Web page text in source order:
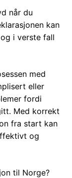
når du
kan
i verste fall
med
eller
fordi
Med korrekt
fra start kan
og
til Norge?